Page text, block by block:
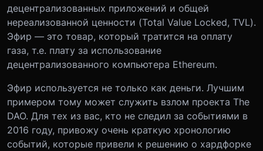
децентрализованных приложений и общей
нереализованной ценности (Total Value Locked, TVL).
Эфир — это товар, который тратится на оплату
газа, т.е. плату за использование
децентрализованного компьютера Ethereum.
Эфир используется не только как деньги. Лучшим
примером тому может служить взлом проекта The
DAO. Для тех из вас, кто не следил за событиями в
2016 году, привожу очень краткую хронологию
событий, которые привели к решению о хардфорке